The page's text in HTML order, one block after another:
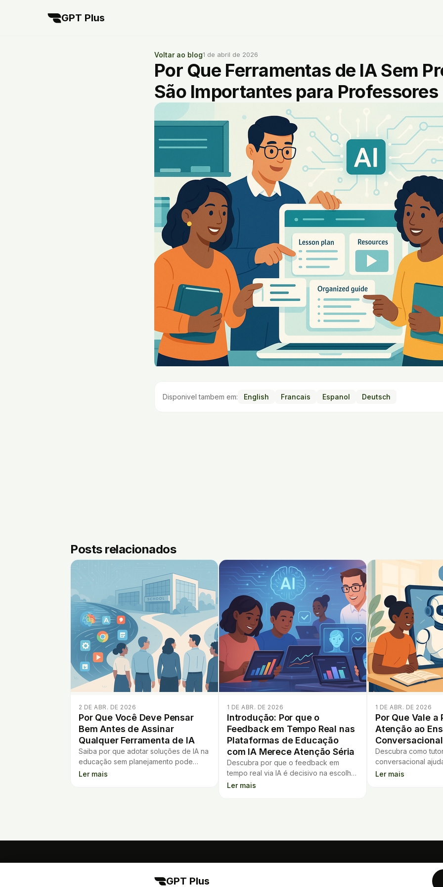
GPT Plus
Voltar ao blog1 de abril de 2026
Por Que Ferramentas de IA Sem
São Importantes para Professores
Disponivel tambem em: English Francais Espanol Deutsch
Posts relacionados
2 DE ABR. DE 2026
Por Que Você Deve Pensar
Bem Antes de Assinar
Qualquer Ferramenta de IA
Saiba por que adotar soluções de IA na
educação sem planejamento pode
gerar prejuízos, estresse e resistência
Ler mais
1 DE ABR. DE 2026
Introdução: Por que o
Feedback em Tempo Real nas
Plataformas de Educação
com IA Merece Atenção Séria
Descubra por que o feedback em
tempo real via IA é decisivo na escolha
de plataformas educacionais e como
Ler mais
1 DE ABR. DE 2026
Por Que Vale a
Atenção ao
Conversacional
Descubra como
conversacional
oferecer atenção
Ler mais
Calculadora de
GPT Plus